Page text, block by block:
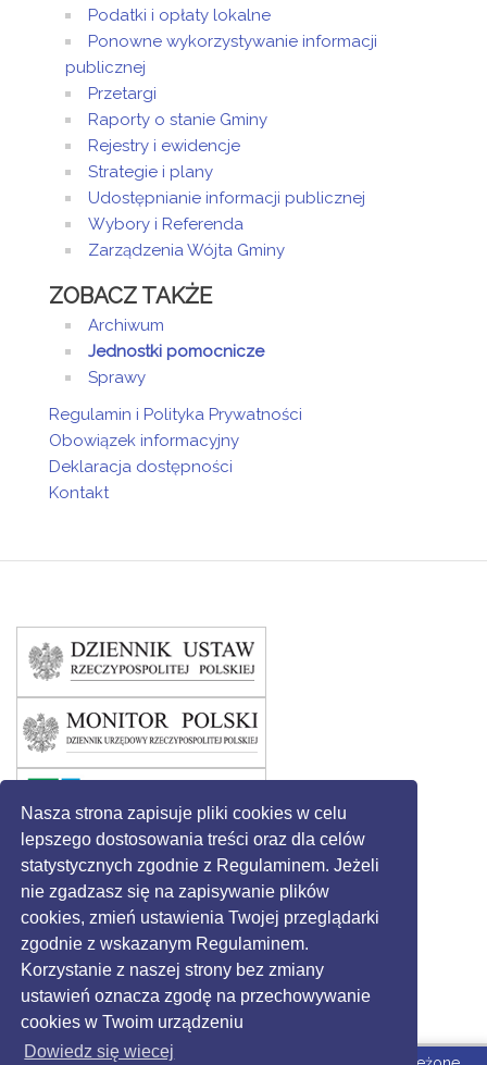
Nasza strona zapisuje pliki cookies w celu
lepszego dostosowania treści oraz dla celów
statystycznych zgodnie z Regulaminem. Jeżeli
nie zgadzasz się na zapisywanie plików
cookies, zmień ustawienia Twojej przeglądarki
zgodnie z wskazanym Regulaminem.
Korzystanie z naszej strony bez zmiany
ustawień oznacza zgodę na przechowywanie
cookies w Twoim urządzeniu
Dowiedz się wiecej
Podatki i opłaty lokalne
Ponowne wykorzystywanie informacji
publicznej
Przetargi
Raporty o stanie Gminy
Rejestry i ewidencje
Strategie i plany
Udostępnianie informacji publicznej
Wybory i Referenda
Zarządzenia Wójta Gminy
ZOBACZ TAKŻE
Archiwum
Jednostki pomocnicze
Sprawy
Regulamin i Polityka Prywatności
Obowiązek informacyjny
Deklaracja dostępności
Kontakt